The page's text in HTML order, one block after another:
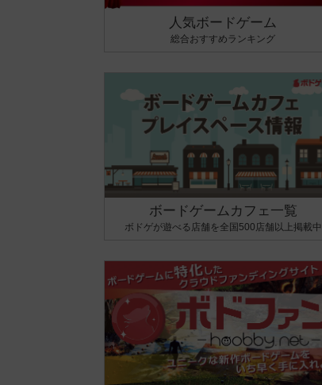
人気ボードゲーム
総合おすすめランキング
ボードゲームカフェ一覧
ボドゲが遊べる店舗を全国500店舗以上掲載中